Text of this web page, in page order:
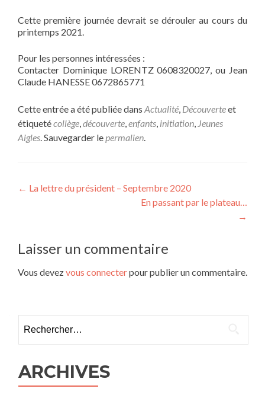
Cette première journée devrait se dérouler au cours du
printemps 2021.
Pour les personnes intéressées :
Contacter Dominique LORENTZ 0608320027, ou Jean
Claude HANESSE 0672865771
Cette entrée a été publiée dans Actualité, Découverteet
étiquetécollège,découverte,enfants, initiation, Jeunes
Aigles. Sauvegarder lepermalien.
Navigation
← La lettre du président – Septembre 2020
En passant par le plateau…
→
Laisser un commentaire
Vous devezvous connecterpour publier un commentaire.
ARCHIVES